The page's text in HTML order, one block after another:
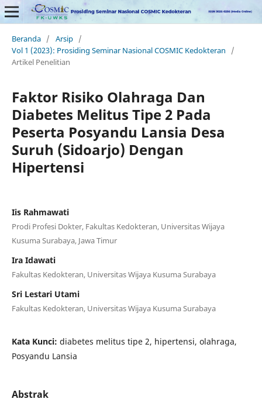
Beranda / Arsip /
Vol 1 (2023): Prosiding Seminar Nasional COSMIC Kedokteran
/
Artikel Penelitian
Faktor Risiko Olahraga Dan
Diabetes Melitus Tipe 2 Pada
Peserta Posyandu Lansia Desa
Suruh (Sidoarjo) Dengan
Hipertensi
Iis Rahmawati
Prodi Profesi Dokter, Fakultas Kedokteran, Universitas Wijaya
Kusuma Surabaya, Jawa Timur
Ira Idawati
Fakultas Kedokteran, Universitas Wijaya Kusuma Surabaya
Sri Lestari Utami
Fakultas Kedokteran, Universitas Wijaya Kusuma Surabaya
Kata Kunci: diabetes melitus tipe 2, hipertensi, olahraga,
Posyandu Lansia
Abstrak